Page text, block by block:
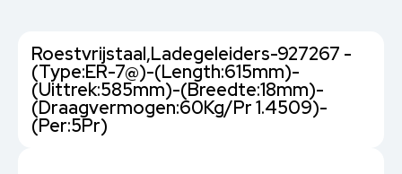
Roestvrijstaal,Ladegeleiders-927267 -
(Type:ER-7@)-(Length:615mm)-
(Uittrek:585mm)-(Breedte:18mm)-
(Draagvermogen:60Kg/Pr 1.4509)-
(Per:5Pr)